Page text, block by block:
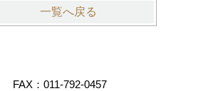
一覧へ戻る
FAX：011-792-0457